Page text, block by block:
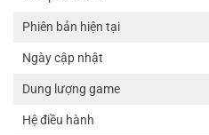
Phiên bản hiện tại
Ngày cập nhật
Dung lượng game
Hệ điều hành